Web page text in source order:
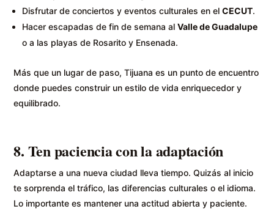
Disfrutar de conciertos y eventos culturales en elCECUT.
Hacer escapadas de fin de semana alValle de Guadalupe
o a las playas de Rosarito y Ensenada.
Más que un lugar de paso, Tijuana es un punto de encuentro
donde puedes construir un estilo de vida enriquecedor y
equilibrado.
8. Ten paciencia con la adaptación
Adaptarse a una nueva ciudad lleva tiempo. Quizás al inicio
te sorprenda el tráfico, las diferencias culturales o el idioma.
Lo importante es mantener una actitud abierta y paciente.